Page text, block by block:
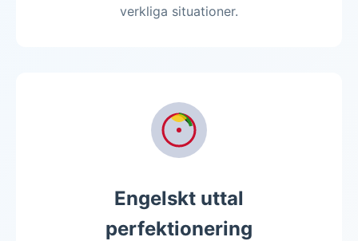
verkliga situationer.
Engelskt uttal
perfektionering